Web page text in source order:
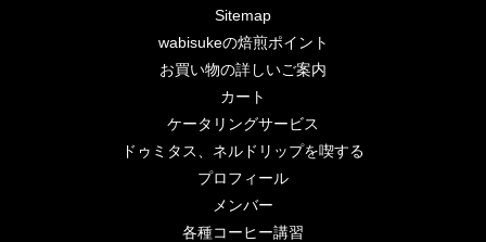
Sitemap
wabisukeの焙煎ポイント
お買い物の詳しいご案内
カート
ケータリングサービス
ドゥミタス、ネルドリップを喫する
プロフィール
メンバー
各種コーヒー講習